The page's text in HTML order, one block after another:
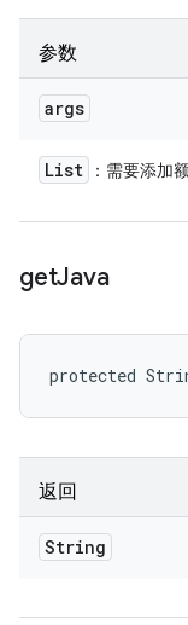
参数
args
List ：需要添加
getJava
protected
返回
String